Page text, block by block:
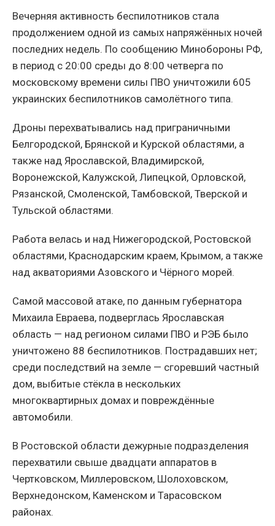
Вечерняя активность беспилотников стала
продолжением одной из самых напряжённых ночей
последних недель. По сообщению Минобороны РФ,
в период с 20:00 среды до 8:00 четверга по
московскому времени силы ПВО уничтожили 605
украинских беспилотников самолётного типа.
Дроны перехватывались над приграничными
Белгородской, Брянской и Курской областями, а
также над Ярославской, Владимирской,
Воронежской, Калужской, Липецкой, Орловской,
Рязанской, Смоленской, Тамбовской, Тверской и
Тульской областями.
Работа велась и над Нижегородской, Ростовской
областями, Краснодарским краем, Крымом, а также
над акваториями Азовского и Чёрного морей.
Самой массовой атаке, по данным губернатора
Михаила Евраева, подверглась Ярославская
область — над регионом силами ПВО и РЭБ было
уничтожено 88 беспилотников. Пострадавших нет;
среди последствий на земле — сгоревший частный
дом, выбитые стёкла в нескольких
многоквартирных домах и повреждённые
автомобили.
В Ростовской области дежурные подразделения
перехватили свыше двадцати аппаратов в
Чертковском, Миллеровском, Шолоховском,
Верхнедонском, Каменском и Тарасовском
районах.